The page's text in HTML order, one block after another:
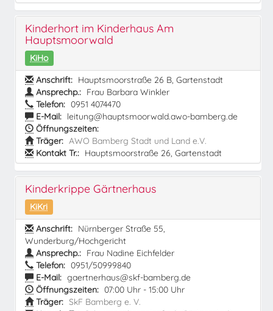
Kinderhort im Kinderhaus Am
Hauptsmoorwald
KiHo
Anschrift: Hauptsmoorstraße 26 B, Gartenstadt
Ansprechp.: Frau Barbara Winkler
Telefon: 0951 4074470
E-Mail: leitung@hauptsmoorwald.awo-bamberg.de
Öffnungszeiten:
Träger: AWO Bamberg Stadt und Land e.V.
Kontakt Tr.: Hauptsmoorstraße 26, Gartenstadt
Kinderkrippe Gärtnerhaus
KiKri
Anschrift: Nürnberger Straße 55,
Wunderburg/Hochgericht
Ansprechp.: Frau Nadine Eichfelder
Telefon: 0951/50999840
E-Mail: gaertnerhaus@skf-bamberg.de
Öffnungszeiten: 07:00 Uhr - 15:00 Uhr
Träger: SkF Bamberg e. V.